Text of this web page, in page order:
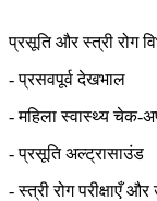
प्रसूति और स्त्री रोग
- प्रसवपूर्व देखभाल
- महिला स्वास्थ्य चेक-
- प्रसूति अल्ट्रासाउंड
- स्त्री रोग परीक्षाएँ